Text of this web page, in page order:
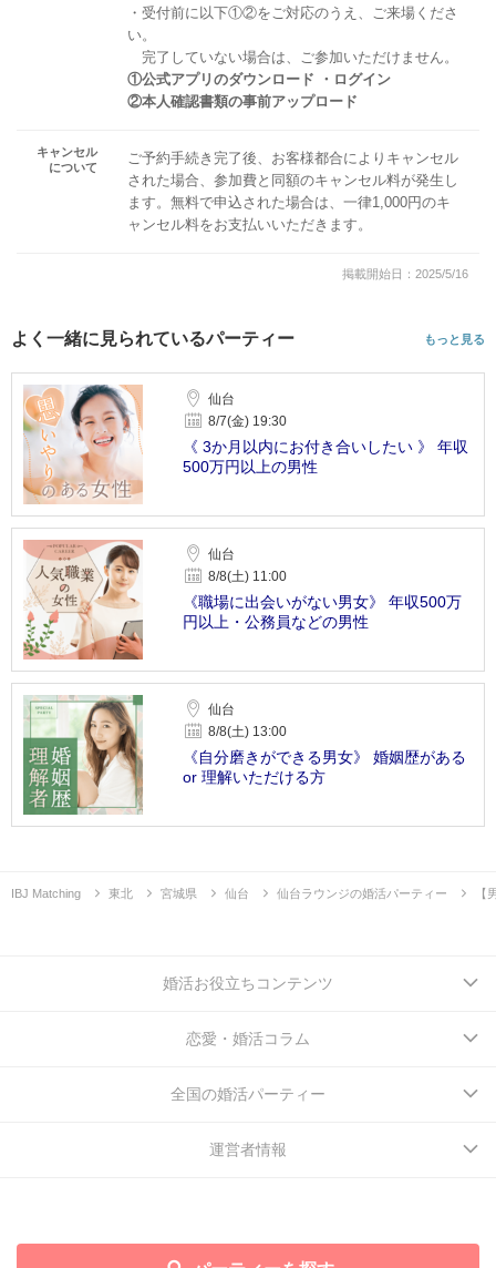
・受付前に以下①②をご対応のうえ、ご来場くださ
い。
完了していない場合は、ご参加いただけません。
①公式アプリのダウンロード ・ログイン
②本人確認書類の事前アップロード
キャンセル
について
ご予約手続き完了後、お客様都合によりキャンセル
された場合、参加費と同額のキャンセル料が発生し
ます。無料で申込された場合は、一律1,000円のキ
ャンセル料をお支払いいただきます。
掲載開始日：2025/5/16
よく一緒に見られているパーティー もっと見る
仙台
8/7(金) 19:30
《 3か月以内にお付き合いしたい 》 年収
500万円以上の男性
仙台
8/8(土) 11:00
《職場に出会いがない男女》 年収500万
円以上・公務員などの男性
仙台
8/8(土) 13:00
《自分磨きができる男女》 婚姻歴がある
or 理解いただける方
IBJ Matching 東北 宮城県 仙台 仙台ラウンジの婚活パーティー 【
婚活お役立ちコンテンツ
恋愛・婚活コラム
全国の婚活パーティー
運営者情報